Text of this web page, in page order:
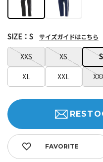
XXS XS S
XL
XXL
SIZE：S サイズガイドはこちら
FAVORITE